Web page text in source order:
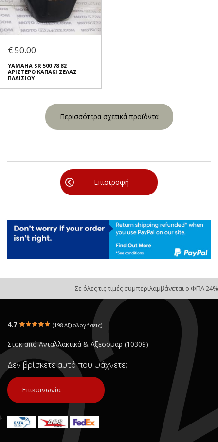
€ 50.00
ΥΑΜΑΗΑ SR 500 78 82
ΑΡΙΣΤΕΡΟ ΚΑΠΑΚΙ ΣΕΛΑΣ
ΠΛΑΙΣΙΟΥ
Περισσότερα σχετικά προϊόντα
Επιστροφή
Σε όλες τις τιμές συμπεριλαμβάνεται ο ΦΠΑ 24%
4.7 (198 Αξιολογήσεις)
Στοκ από Ανταλλακτικά & Αξεσουάρ (10309)
Δεν βρίσκετε αυτό που ψάχνετε;
Επικοινωνία